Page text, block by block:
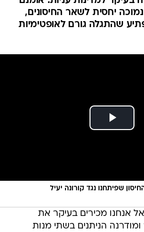
יחסית לשאר החיסונים,
שהתגלה גורם לאופטימיות
שפיתחנו נגד קורונה יעיל
אנחנו מכירים בעיקר את
ומודרנה הניתנים בשתי מנות